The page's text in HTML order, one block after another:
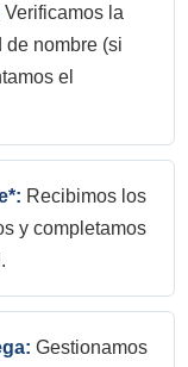
Verificamos la
nombre (si
el
Recibimos los
y completamos
Gestionamos